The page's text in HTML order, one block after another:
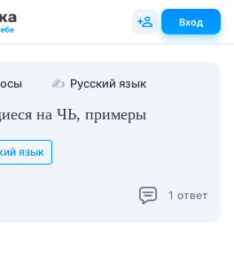
✍ Русский язык
на ЧЬ, примеры
язык
1 ответ
Вход